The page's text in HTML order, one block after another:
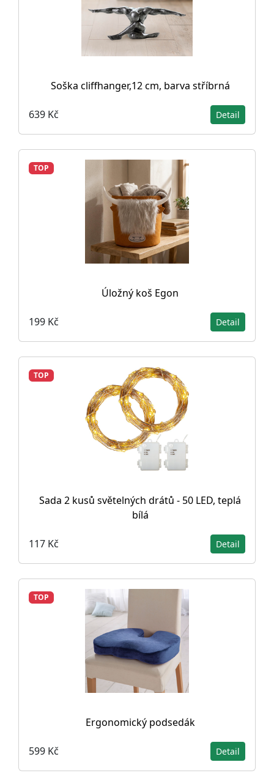
Soška cliffhanger,12 cm, barva stříbrná
639 Kč Detail
TOP
Úložný koš Egon
199 Kč Detail
TOP
Sada 2 kusů světelných drátů - 50 LED, teplá
bílá
117 Kč Detail
TOP
Ergonomický podsedák
599 Kč Detail